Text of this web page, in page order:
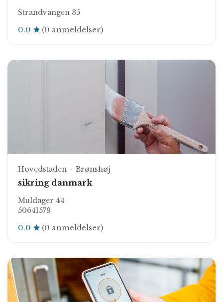
Strandvangen 35
0.0 (0 anmeldelser)
Hovedstaden Brønshøj
sikring danmark
Muldager 44
50641579
0.0 (0 anmeldelser)